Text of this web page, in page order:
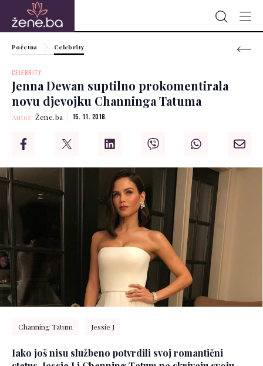
Početna Celebrity
CELEBRITY
Jenna Dewan suptilno prokomentirala
novu djevojku Channinga Tatuma
Autor:Žene.ba 15. 11. 2018.
Channing Tatum Jessie J
Iako još nisu službeno potvrdili svoj romantični